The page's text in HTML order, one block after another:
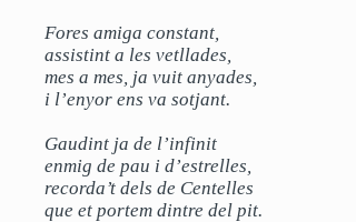
Fores amiga constant,
assistint a les vetllades,
mes a mes, ja vuit anyades,
i l’enyor ens va sotjant.
Gaudint ja de l’infinit
enmig de pau i d’estrelles,
recorda’t dels de Centelles
que et portem dintre del pit.